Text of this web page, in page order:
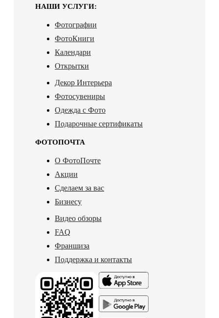
НАШИ УСЛУГИ:
Фотографии
ФотоКниги
Календари
Открытки
Декор Интерьера
Фотосувениры
Одежда с Фото
Подарочные сертификаты
ФОТОПОЧТА
О ФотоПочте
Акции
Сделаем за вас
Бизнесу
Видео обзоры
FAQ
Франшиза
Поддержка и контакты